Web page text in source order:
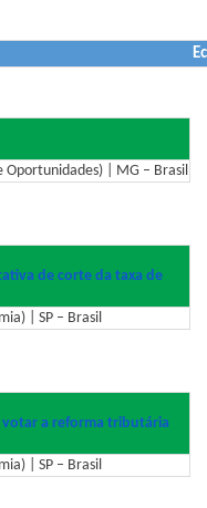
Oportunidades) | MG – Brasil
de corte da taxa de
| SP – Brasil
a reforma tributária
| SP – Brasil